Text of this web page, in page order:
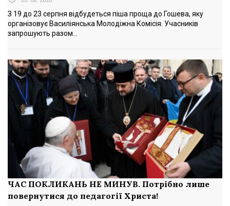
З 19 до 23 серпня відбудеться піша проща до Гошева, яку
організовує Василіянська Молодіжна Комісія. Учасників
запрошують разом...
ЧАС ПОКЛИКАНЬ НЕ МИНУВ. Потрібно лише
повернутися до педагогії Христа!